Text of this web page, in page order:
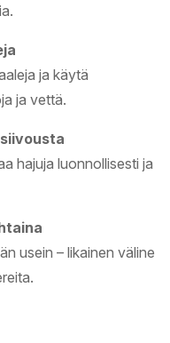
ja käytä
ja vettä.
hajuja luonnollisesti ja
usein – likainen väline